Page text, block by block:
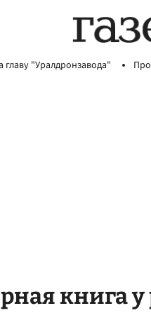
"Уралдронзавода"
книга у